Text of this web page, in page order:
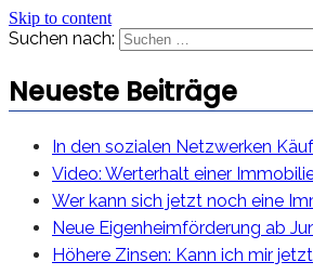
Skip to content
Suchen nach:
Neueste Beiträge
In den sozialen Netzwerken
Video: Werterhalt einer
Wer kann sich jetzt noch eine
Neue Eigenheimförderung ab
Höhere Zinsen: Kann ich mir